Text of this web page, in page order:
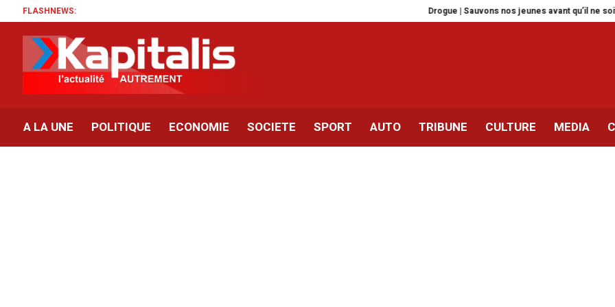
FLASHNEWS: Drogue | Sauvons nos jeunes avant qu’il ne soit trop tard
A LA UNE POLITIQUE ECONOMIE SOCIETE SPORT AUTO TRIBUNE CULTURE MEDIA